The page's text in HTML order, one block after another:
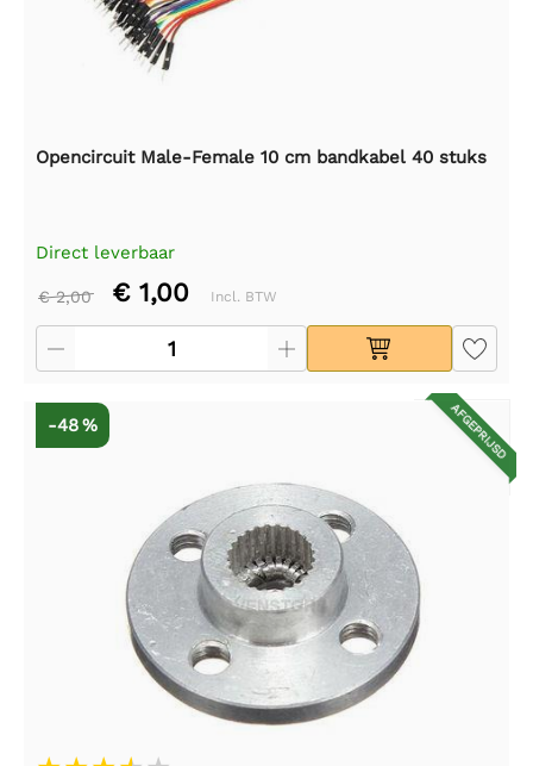
Opencircuit Male-Female 10 cm bandkabel 40 stuks
Direct leverbaar
€ 2,00 € 1,00 Incl. BTW
AFGEPRIJSD
-48 %